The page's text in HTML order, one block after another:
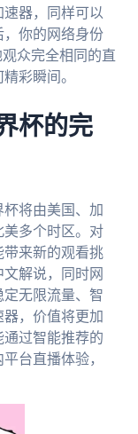
器，同样可以
你的网络身份
众完全相同的直
彩瞬间。
杯的完
将由美国、加
多个时区。对
来新的观看挑
解说，同时网
无限流量、智
，价值将更加
过智能推荐的
台直播体验，